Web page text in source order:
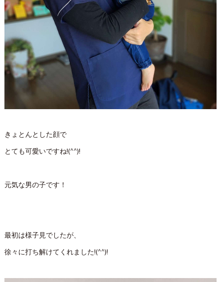
きょとんとした顔で
とても可愛いですね!(^^)!
元気な男の子です！
最初は様子見でしたが、
徐々に打ち解けてくれました!(^^)!